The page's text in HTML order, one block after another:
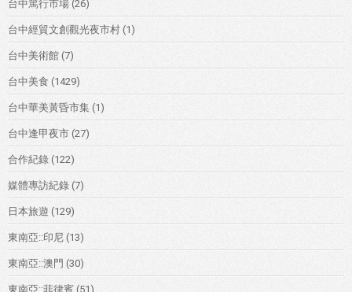
台中篤行市場 (26)
台中經貿文創觀光夜市村 (1)
台中美術館 (7)
台中美食 (1429)
台中華美黃昏市集 (1)
台中逢甲夜市 (27)
合作紀錄 (122)
媒體專訪紀錄 (7)
日本旅遊 (129)
東南亞::印尼 (13)
東南亞::澳門 (30)
東南亞::菲律賓 (51)